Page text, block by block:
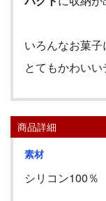
いろんなお菓子
とてもかわい
商品詳細
素材
シリコン100％